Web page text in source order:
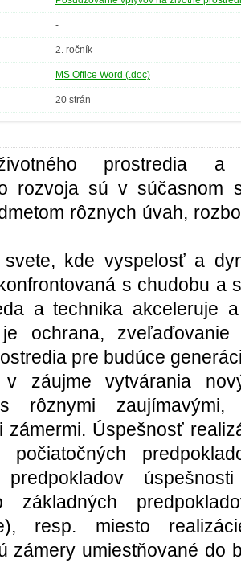
-
2. ročník
MS Office Word (.doc)
20 strán
prostredia a
rozvoja sú v súčasnom
rôznych úvah,
kde vyspelosť a
s chudobu a
a technika akceleruje
ochrana,
pre budúce
v záujme vytvárania
rôznymi zaujímavými,
zámermi. Úspešnosť
počiatočných
predpokladov
základných
resp. miesto
zámery umiestňované do